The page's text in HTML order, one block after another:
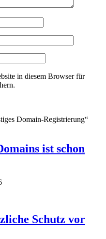
in diesem Browser für
Domain-Registrierung“
ist schon
Schutz vor